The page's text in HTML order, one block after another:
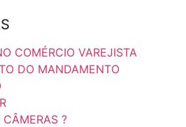
COMÉRCIO VAREJISTA
DO MANDAMENTO
?